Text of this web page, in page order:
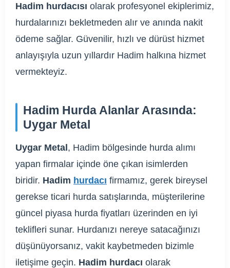
Hadim hurdacısı olarak profesyonel ekiplerimiz,
hurdalarınızı bekletmeden alır ve anında nakit
ödeme sağlar. Güvenilir, hızlı ve dürüst hizmet
anlayışıyla uzun yıllardır Hadim halkına hizmet
vermekteyiz.
Hadim Hurda Alanlar Arasında:
Uygar Metal
Uygar Metal , Hadim bölgesinde hurda alımı
yapan firmalar içinde öne çıkan isimlerden
biridir. Hadim hurdacı firmamız, gerek bireysel
gerekse ticari hurda satışlarında, müşterilerine
güncel piyasa hurda fiyatları üzerinden en iyi
teklifleri sunar. Hurdanızı nereye satacağınızı
düşünüyorsanız, vakit kaybetmeden bizimle
iletişime geçin. Hadim hurdacı olarak